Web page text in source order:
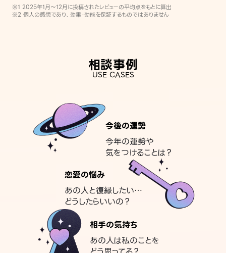
※1 2025年1月〜12月に投稿されたレビューの平均点をもとに算出
※2 個人の感想であり、効果・効能を保証するものではありません
相談事例
USE CASES
今後の運勢
今年の運勢や
気をつけることは？
恋愛の悩み
あの人と復縁したい…
どうしたらいいの？
相手の気持ち
あの人は私のことを